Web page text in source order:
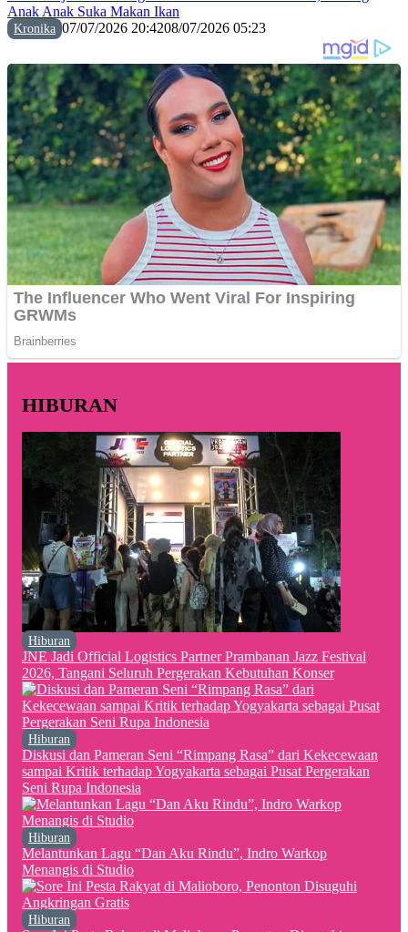
Anak Anak Suka Makan Ikan
Kronika 07/07/2026 20:4208/07/2026 05:23
HIBURAN
Hiburan
JNE Jadi Official Logistics Partner Prambanan Jazz Festival
2026, Tangani Seluruh Pergerakan Kebutuhan Konser
Hiburan
Diskusi dan Pameran Seni “Rimpang Rasa” dari Kekecewaan
sampai Kritik terhadap Yogyakarta sebagai Pusat Pergerakan
Seni Rupa Indonesia
Hiburan
Melantunkan Lagu “Dan Aku Rindu”, Indro Warkop
Menangis di Studio
Hiburan